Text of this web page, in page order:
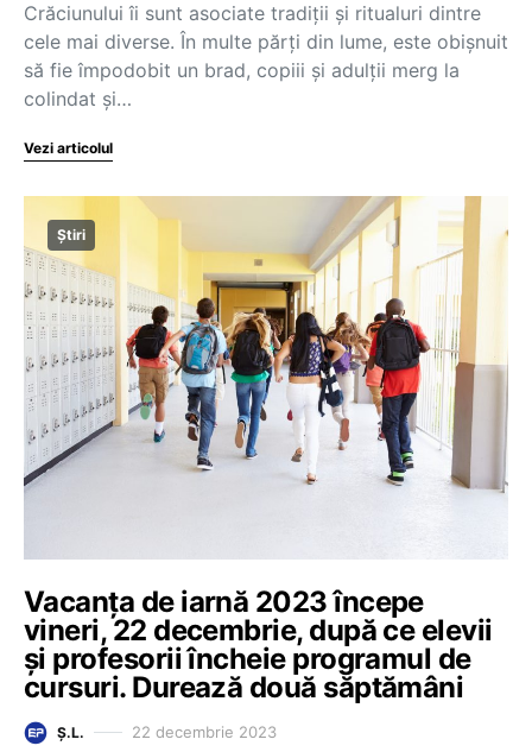
Crăciunului îi sunt asociate tradiţii şi ritualuri dintre
cele mai diverse. În multe părţi din lume, este obişnuit
să fie împodobit un brad, copiii şi adulţii merg la
colindat şi…
Vezi articolul
Știri
Vacanța de iarnă 2023 începe
vineri, 22 decembrie, după ce elevii
și profesorii încheie programul de
cursuri. Durează două săptămâni
Ș.L. 22 decembrie 2023